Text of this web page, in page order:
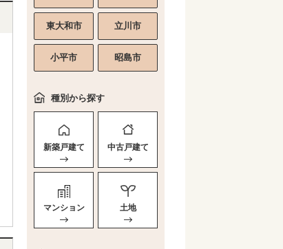
東大和市 立川市
小平市 昭島市
種別から探す
新築戸建て 中古戸建て
マンション 土地